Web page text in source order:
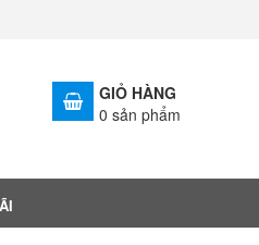
GIỎ HÀNG
0 sản phẩm